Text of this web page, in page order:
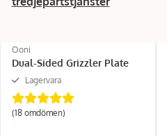
Ooni
Dual-Sided Grizzler Plate
Lagervara
(18 omdömen)